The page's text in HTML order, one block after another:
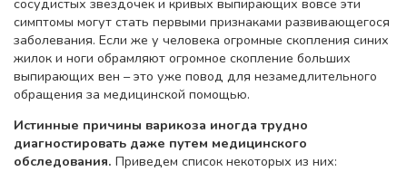
симптомы могут стать первыми признаками развивающегося
заболевания. Если же у человека огромные скопления синих
жилок и ноги обрамляют огромное скопление больших
выпирающих вен – это уже повод для незамедлительного
обращения за медицинской помощью.
Истинные причины варикоза иногда трудно
диагностировать даже путем медицинского
обследования. Приведем список некоторых из них: